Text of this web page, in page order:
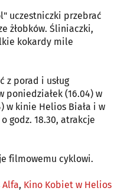
uczestniczki przebrać
żłobków. Śliniaczki,
kokardy mile
z porad i usług
poniedziałek (16.04) w
w kinie Helios Biała i w
godz. 18.30, atrakcje
filmowemu cyklowi.
, Kino Kobiet w Helios